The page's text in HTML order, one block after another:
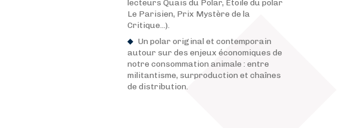
lecteurs Quais du Polar, Étoile du polar
Le Parisien, Prix Mystère de la
Critique...).
Un polar original et contemporain
autour sur des enjeux économiques de
notre consommation animale : entre
militantisme, surproduction et chaînes
de distribution.